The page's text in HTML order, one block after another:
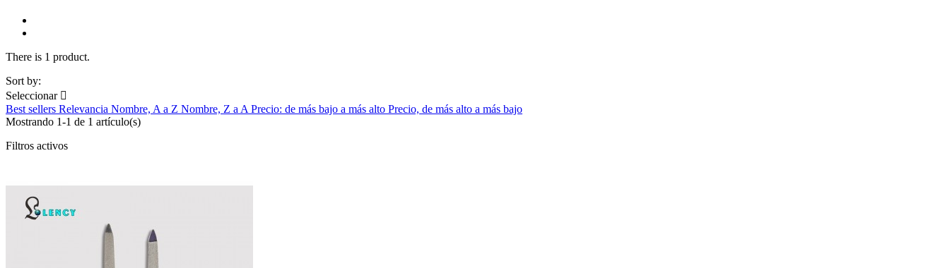
There is 1 product.
Sort by:
Seleccionar 
Best sellers Relevancia Nombre, A a Z Nombre, Z a A Precio: de más bajo a más alto Precio, de más alto a más bajo
Mostrando 1-1 de 1 artículo(s)
Filtros activos